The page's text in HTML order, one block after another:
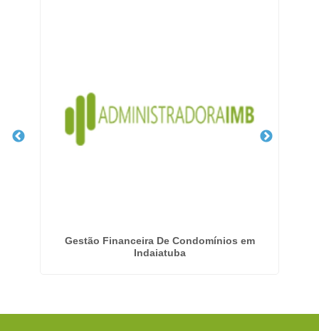
Gestão Financeira De Condomínios em
Indaiatuba